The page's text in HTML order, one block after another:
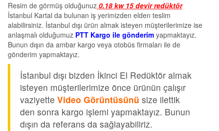
Resim de görmüş olduğunuz 0.18 kw 15 devir redüktör
İstanbul Kartal da bulunan iş yerimizden elden teslim
alabilirsiniz. İstanbul dışı ürün almak isteyen müşterilerimize ise
anlaşmalı olduğumuz PTT Kargo ile gönderim yapmaktayız.
Bunun dışın da ambar kargo veya otobüs firmaları ile de
gönderim yapmaktayız.
İstanbul dışı bizden İkinci El Redüktör almak
isteyen müşterilerimize önce ürünün çalışır
vaziyette Video Görüntüsünü size ilettik
den sonra kargo işlemi yapmaktayız. Bunun
dışın da referans da sağlayabiliriz.